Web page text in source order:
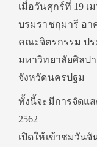
เมื่อวันศุกร์ที่ 19 เ
บรมราชกุมารี อ
คณะจิตรกรรม ป
มหาวิทยาลัยศิลป
จังหวัดนครปฐม
ทั้งนี้จะมีการจัดแส
2562
เปิดให้เข้าชมวันจั